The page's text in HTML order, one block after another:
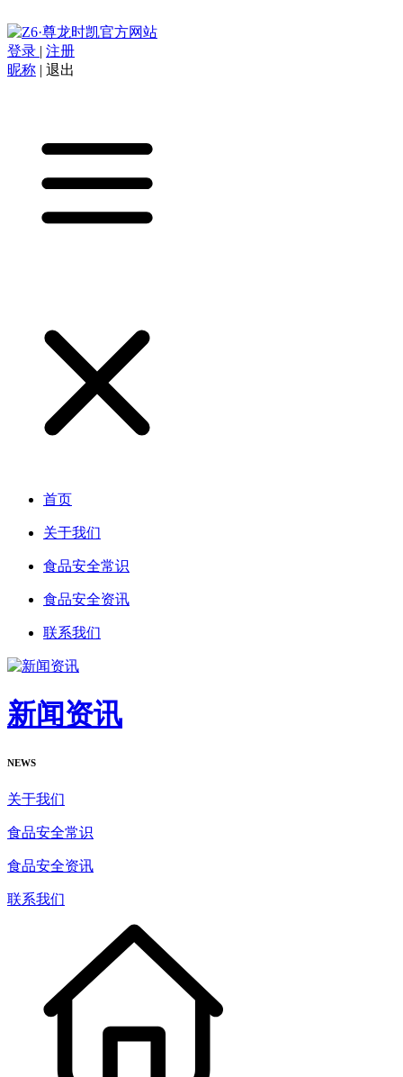
登录 | 注册
昵称 | 退出
首页
关于我们
食品安全常识
食品安全资讯
联系我们
新闻资讯
NEWS
关于我们
食品安全常识
食品安全资讯
联系我们